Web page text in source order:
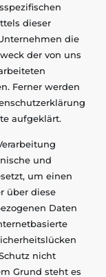
dieser
die
der von uns
Ferner werden
aufgeklärt.
und
um einen
über diese
Daten
nicht
Grund steht es